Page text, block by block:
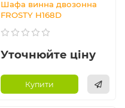
Шафа винна двозонна
FROSTY H168D
Уточнюйте ціну
Купити